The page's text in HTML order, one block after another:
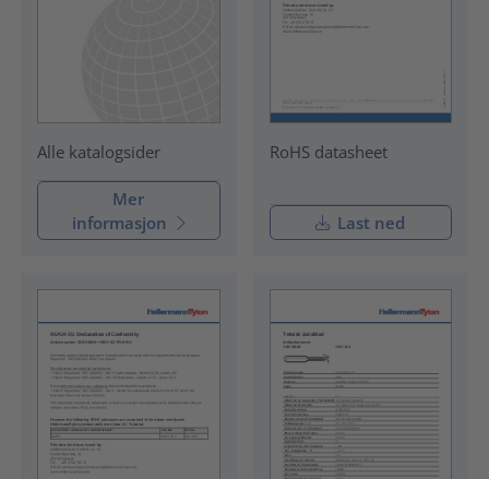
Alle katalogsider
Mer
informasjon
RoHS datasheet
Last ned